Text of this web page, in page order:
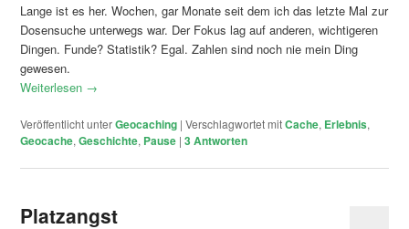
Lange ist es her. Wochen, gar Monate seit dem ich das letzte Mal zur
Dosensuche unterwegs war. Der Fokus lag auf anderen, wichtigeren
Dingen. Funde? Statistik? Egal. Zahlen sind noch nie mein Ding
gewesen.
Weiterlesen →
Veröffentlicht unterGeocaching |Verschlagwortet mitCache, Erlebnis,
Geocache,Geschichte, Pause |3Antworten
Platzangst